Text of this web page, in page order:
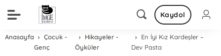
Kaydol
Anasayfa
Çocuk -
Genç
Hikayeler -
Öyküler
En İyi Kız Kardeşler –
Dev Pasta